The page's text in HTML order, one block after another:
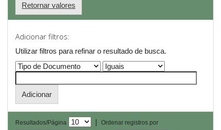
Retornar valores
Adicionar filtros:
Utilizar filtros para refinar o resultado de busca.
Resultados/Página |
Ordenar registros por